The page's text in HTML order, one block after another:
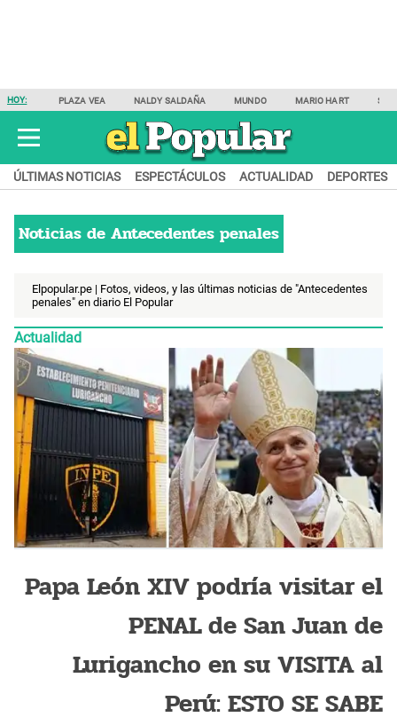
HOY: PLAZA VEA NALDY SALDAÑA MUNDO MARIO HART
ÚLTIMAS NOTICIAS ESPECTÁCULOS ACTUALIDAD DEPORTES
Noticias de Antecedentes penales
Elpopular.pe | Fotos, videos, y las últimas noticias de "Antecedentes
penales" en diario El Popular
Actualidad
Papa León XIV podría visitar el
PENAL de San Juan de
Lurigancho en su VISITA al
Perú: ESTO SE SABE